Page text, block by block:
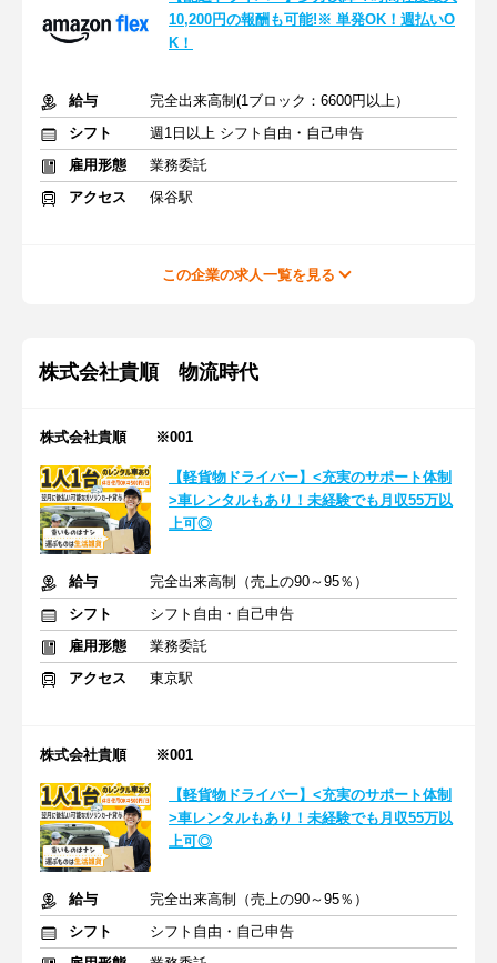
10,200円の報酬も可能!※ 単発OK！週払いO
K！
給与
完全出来高制(1ブロック：6600円以上）
シフト
週1日以上 シフト自由・自己申告
雇用形態
業務委託
アクセス
保谷駅
この企業の求人一覧を見る
株式会社貴順 物流時代
株式会社貴順 ※001
【軽貨物ドライバー】<充実のサポート体制
>車レンタルもあり！未経験でも月収55万以
上可◎
給与
完全出来高制（売上の90～95％）
シフト
シフト自由・自己申告
雇用形態
業務委託
アクセス
東京駅
株式会社貴順 ※001
【軽貨物ドライバー】<充実のサポート体制
>車レンタルもあり！未経験でも月収55万以
上可◎
給与
完全出来高制（売上の90～95％）
シフト
シフト自由・自己申告